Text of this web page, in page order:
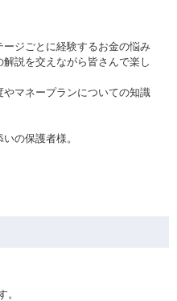
ジごとに経験するお金の悩み
説を交えながら皆さんで楽し
マネープランについての知識
の保護者様。
。